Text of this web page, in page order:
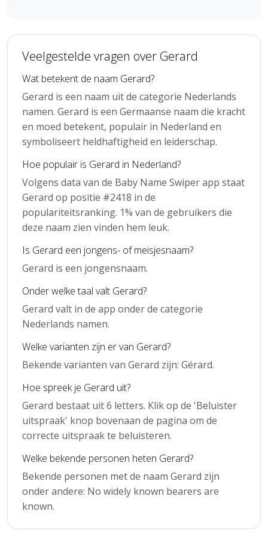
Veelgestelde vragen over Gerard
Wat betekent de naam Gerard?
Gerard is een naam uit de categorie Nederlands
namen. Gerard is een Germaanse naam die kracht
en moed betekent, populair in Nederland en
symboliseert heldhaftigheid en leiderschap.
Hoe populair is Gerard in Nederland?
Volgens data van de Baby Name Swiper app staat
Gerard op positie #2418 in de
populariteitsranking. 1% van de gebruikers die
deze naam zien vinden hem leuk.
Is Gerard een jongens- of meisjesnaam?
Gerard is een jongensnaam.
Onder welke taal valt Gerard?
Gerard valt in de app onder de categorie
Nederlands namen.
Welke varianten zijn er van Gerard?
Bekende varianten van Gerard zijn: Gérard.
Hoe spreek je Gerard uit?
Gerard bestaat uit 6 letters. Klik op de 'Beluister
uitspraak' knop bovenaan de pagina om de
correcte uitspraak te beluisteren.
Welke bekende personen heten Gerard?
Bekende personen met de naam Gerard zijn
onder andere: No widely known bearers are
known.